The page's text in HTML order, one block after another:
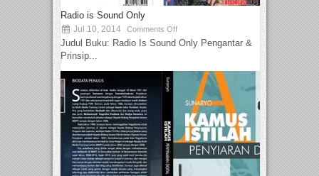
Radio is Sound Only
Jul 10, 2014 Comments Off
Judul Buku: Radio Is Sound Only Pengantar &
Prinsip...